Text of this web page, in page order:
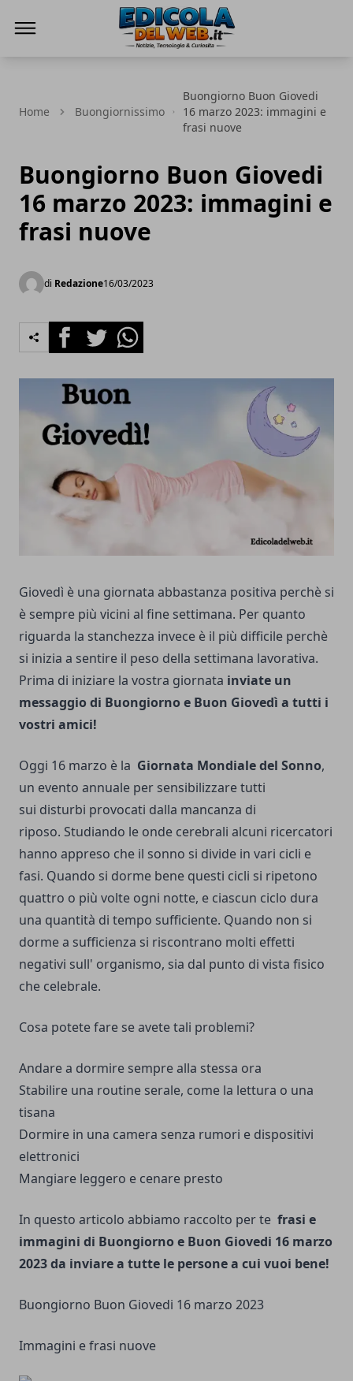
Home Buongiornissimo
Buongiorno Buon Giovedi
16 marzo 2023: immagini e
frasi nuove
Buongiorno Buon Giovedi
16 marzo 2023: immagini e
frasi nuove
di Redazione16/03/2023
FacebookTwitterWhatsapp
Giovedì è una giornata abbastanza positiva perchè si
è sempre più vicini al fine settimana. Per quanto
riguarda la stanchezza invece è il più difficile perchè
si inizia a sentire il peso della settimana lavorativa.
Prima di iniziare la vostra giornata inviate un
messaggio di Buongiorno e Buon Giovedì a tutti i
vostri amici!
Oggi 16 marzo è la Giornata Mondiale del Sonno,
un evento annuale per sensibilizzare tutti
sui disturbi provocati dalla mancanza di
riposo. Studiando le onde cerebrali alcuni ricercatori
hanno appreso che il sonno si divide in vari cicli e
fasi. Quando si dorme bene questi cicli si ripetono
quattro o più volte ogni notte, e ciascun ciclo dura
una quantità di tempo sufficiente. Quando non si
dorme a sufficienza si riscontrano molti effetti
negativi sull' organismo, sia dal punto di vista fisico
che celebrale.
Cosa potete fare se avete tali problemi?
Andare a dormire sempre alla stessa ora
Stabilire una routine serale, come la lettura o una
tisana
Dormire in una camera senza rumori e dispositivi
elettronici
Mangiare leggero e cenare presto
In questo articolo abbiamo raccolto per te frasi e
immagini di Buongiorno e Buon Giovedi 16 marzo
2023 da inviare a tutte le persone a cui vuoi bene!
Buongiorno Buon Giovedi 16 marzo 2023
Immagini e frasi nuove